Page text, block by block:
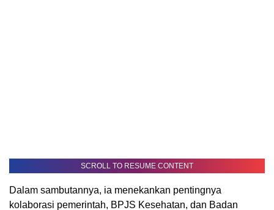
SCROLL TO RESUME CONTENT
Dalam sambutannya, ia menekankan pentingnya
kolaborasi pemerintah, BPJS Kesehatan, dan Badan